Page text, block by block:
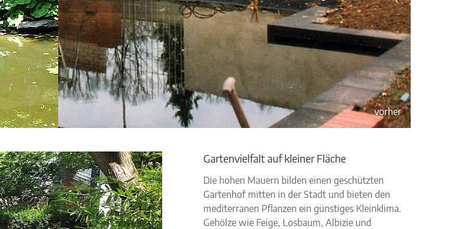
vorher
Gartenvielfalt auf kleiner Fläche
Die hohen Mauern bilden einen geschützten
Gartenhof mitten in der Stadt und bieten den
mediterranen Pflanzen ein günstiges Kleinklima.
Gehölze wie Feige, Losbaum, Albizie und